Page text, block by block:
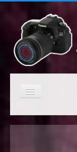
Cambiar
Inicio